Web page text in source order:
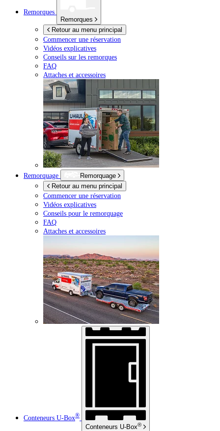
Remorques
Remorques
Retour au menu principal
Commencer une réservation
Vidéos explicatives
Conseils sur les remorques
FAQ
Attaches et accessoires
Remorquage
Remorquage
Retour au menu principal
Commencer une réservation
Vidéos explicatives
Conseils pour le remorquage
FAQ
Attaches et accessoires
Conteneurs U-Box®
Conteneurs U-Box®